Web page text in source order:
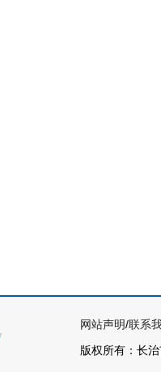
网站声明/联系
版权所有：长